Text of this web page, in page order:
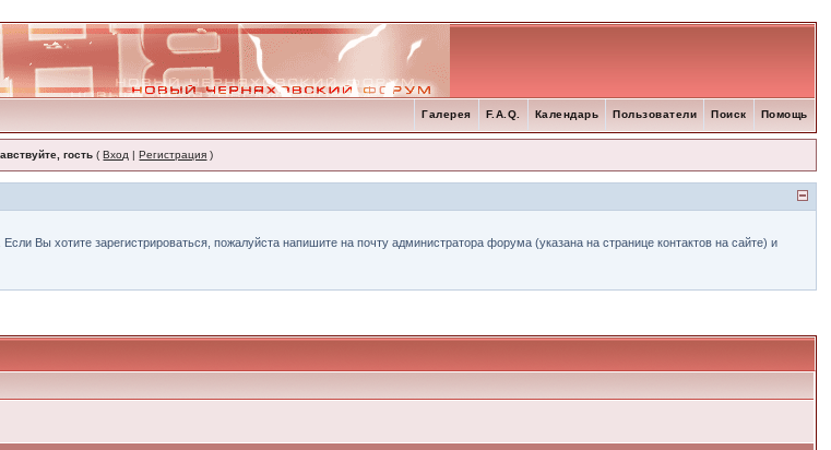
Помощь
Поиск
Пользователи
Календарь
F.A.Q.
Галерея
гость (Вход |Регистрация )
Вы хотите зарегистрироваться, пожалуйста напишите на почту администратора форума (указана на странице контактов на сайте) и